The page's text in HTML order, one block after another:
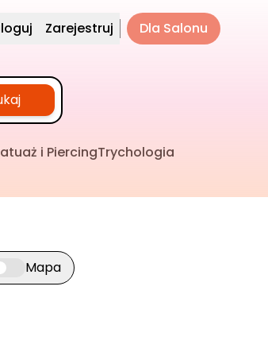
Zarejestruj Dla Salonu
i PiercingTrychologia
widok mapy
Mapa